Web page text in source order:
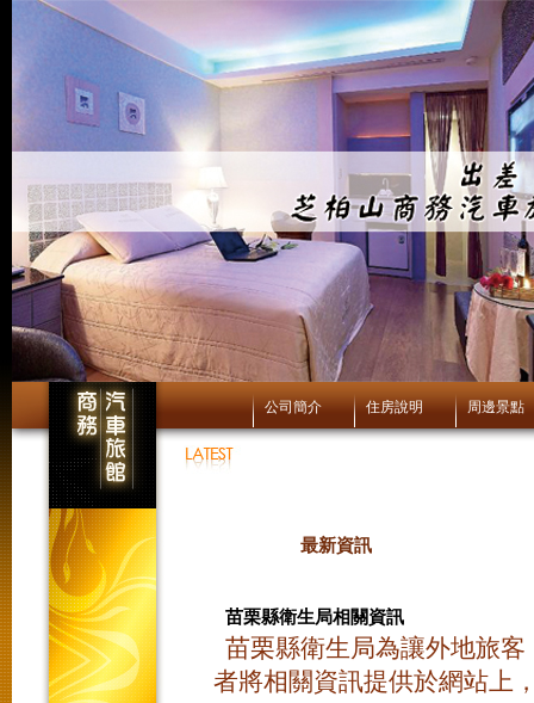
公司簡介 住房說明 周邊景點
最新資訊
苗栗縣衛生局相關資訊
苗栗縣衛生局為讓外地旅
者將相關資訊提供於網站上